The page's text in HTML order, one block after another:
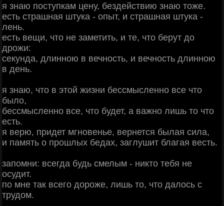
я знаю поступкам цену, бездействию знаю тоже.
есть страшная штука - опыт, и страшная штука -
лень.
есть вещи, что не заметить, и те, что берут до
дрожи:
секунда, длинною в вечность, и вечность длинною
в день.
я знаю, что в этой жизни бессмысленно все что
было,
бессмысленно все, что будет, а важно лишь то что
есть.
я верю, придет мгновенье, вернется былая сила,
и память о прошлых бедах, заглушит благая весть.
запомни: всегда будь смелым - никто тебя не
осудит.
по мне так всего дороже, лишь то, что далось с
трудом.